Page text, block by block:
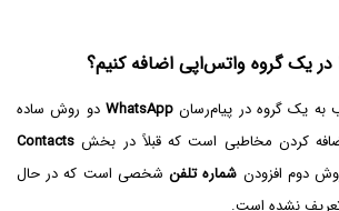
یک گروه واتس‌اپی اضافه کنیم؟
به یک گروه در پیام‌رسان WhatsApp دو روش ساده
کردن مخاطبی است که قبلاً در بخش Contacts
دوم افزودن شماره تلفنشخصی است که در حال
نشده است.